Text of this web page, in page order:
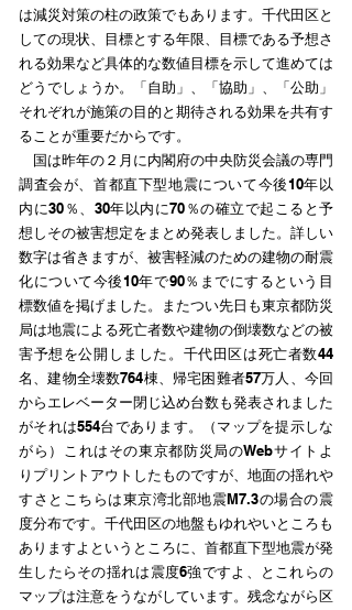
は減災対策の柱の政策でもあります。千代田区と
しての現状、目標とする年限、目標である予想さ
れる効果など具体的な数値目標を示して進めては
どうでしょうか。「自助」、「協助」、「公助」
それぞれが施策の目的と期待される効果を共有す
ることが重要だからです。
国は昨年の２月に内閣府の中央防災会議の専門
調査会が、首都直下型地震について今後10年以
内に30％、30年以内に70％の確立で起こると予
想しその被害想定をまとめ発表しました。詳しい
数字は省きますが、被害軽減のための建物の耐震
化について今後10年で90％までにするという目
標数値を掲げました。またつい先日も東京都防災
局は地震による死亡者数や建物の倒壊数などの被
害予想を公開しました。千代田区は死亡者数44
名、建物全壊数764棟、帰宅困難者57万人、今回
からエレベーター閉じ込め台数も発表されました
がそれは554台であります。（マップを提示しな
がら）これはその東京都防災局のWebサイトよ
りプリントアウトしたものですが、地面の揺れや
すさとこちらは東京湾北部地震M7.3の場合の震
度分布です。千代田区の地盤もゆれやいところも
ありますよというところに、首都直下型地震が発
生したらその揺れは震度6強ですよ、とこれらの
マップは注意をうながしています。残念ながら区